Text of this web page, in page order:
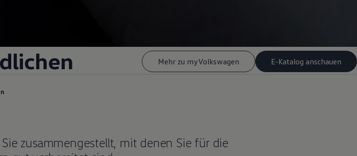
Mehr zu myVolkswagen E-Katalog anschauen
zusammengestellt, mit denen Sie für die